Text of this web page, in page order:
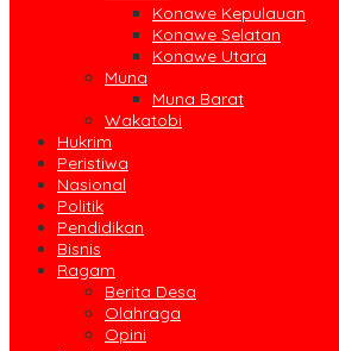
Konawe Kepulauan
Konawe Selatan
Konawe Utara
Muna
Muna Barat
Wakatobi
Hukrim
Peristiwa
Nasional
Politik
Pendidikan
Bisnis
Ragam
Berita Desa
Olahraga
Opini